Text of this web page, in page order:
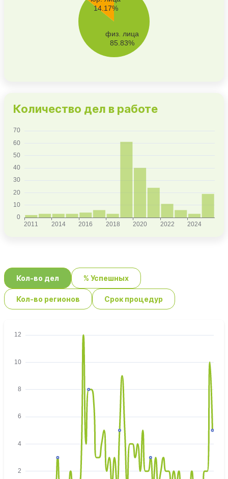
Количество дел в работе
Кол-во дел % Успешных
Кол-во регионов Срок процедур